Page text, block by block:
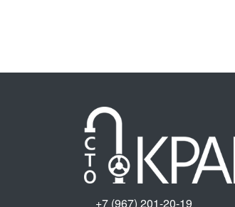
+7 (967) 201-20-19